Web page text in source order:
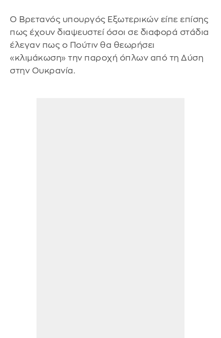
Ο Βρετανός υπουργός Εξωτερικών είπε επίσης
πως έχουν διαψευστεί όσοι σε διαφορά στάδια
έλεγαν πως ο Πούτιν θα θεωρήσει
«κλιμάκωση» την παροχή όπλων από τη Δύση
στην Ουκρανία.